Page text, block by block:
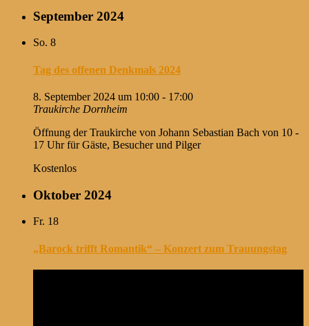
September 2024
So. 8
Tag des offenen Denkmals 2024
8. September 2024 um 10:00 - 17:00
Traukirche Dornheim
Öffnung der Traukirche von Johann Sebastian Bach von 10 -
17 Uhr für Gäste, Besucher und Pilger
Kostenlos
Oktober 2024
Fr. 18
„Barock trifft Romantik“ – Konzert zum Trauungstag